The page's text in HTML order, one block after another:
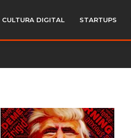
CULTURA DIGITAL STARTUPS